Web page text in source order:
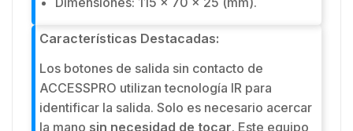
Características Destacadas:
Los botones de salida sin contacto de
ACCESSPRO utilizan tecnología IR para
identificar la salida. Solo es necesario acercar
la mano sin necesidad de tocar. Este equipo